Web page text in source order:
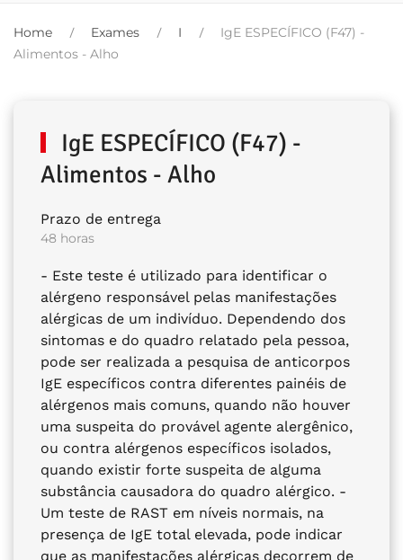
Home Exames I
IgE ESPECÍFICO (F47) -
Alimentos - Alho
IgE ESPECÍFICO (F47) -
Alimentos - Alho
Prazo de entrega
48 horas
- Este teste é utilizado para identificar o
alérgeno responsável pelas manifestações
alérgicas de um indivíduo. Dependendo dos
sintomas e do quadro relatado pela pessoa,
pode ser realizada a pesquisa de anticorpos
IgE específicos contra diferentes painéis de
alérgenos mais comuns, quando não houver
uma suspeita do provável agente alergênico,
ou contra alérgenos específicos isolados,
quando existir forte suspeita de alguma
substância causadora do quadro alérgico. -
Um teste de RAST em níveis normais, na
presença de IgE total elevada, pode indicar
que as manifestações alérgicas decorrem de